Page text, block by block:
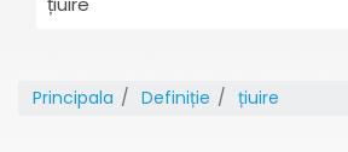
Principala Definiție țiuire